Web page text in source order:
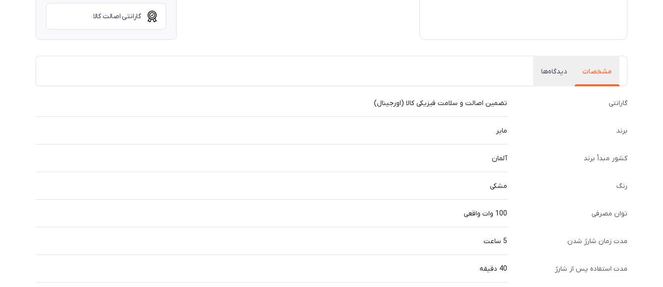
گارانتی اصالت کالا
مشخصات دیدگاه‌ها
گارانتی تضمین اصالت و سلامت فیزیکی کالا (اورجینال)
برند مایر
کشور مبدأ برند آلمان
رنگ مشکی
توان مصرفی 100 وات واقعی
مدت زمان شارژ شدن 5 ساعت
مدت استفاده پس از شارژ 40 دقیقه